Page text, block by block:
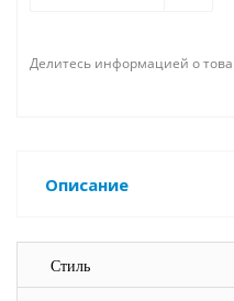
Делитесь информацией о
Описание
Стиль